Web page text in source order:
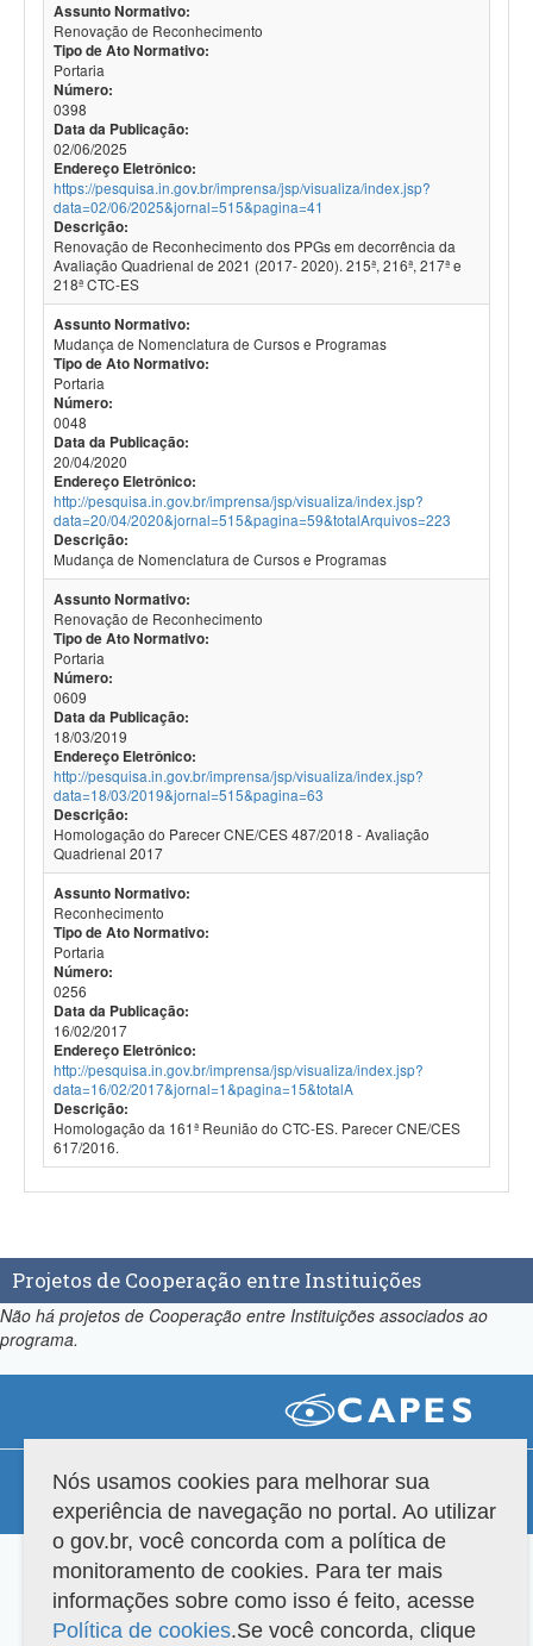
Assunto Normativo:
Renovação de Reconhecimento
Tipo de Ato Normativo:
Portaria
Número:
0398
Data da Publicação:
02/06/2025
Endereço Eletrônico:
https://pesquisa.in.gov.br/imprensa/jsp/visualiza/index.jsp?
data=02/06/2025&jornal=515&pagina=41
Descrição:
Renovação de Reconhecimento dos PPGs em decorrência da
Avaliação Quadrienal de 2021 (2017- 2020). 215ª, 216ª, 217ª e
218ª CTC-ES
Assunto Normativo:
Mudança de Nomenclatura de Cursos e Programas
Tipo de Ato Normativo:
Portaria
Número:
0048
Data da Publicação:
20/04/2020
Endereço Eletrônico:
http://pesquisa.in.gov.br/imprensa/jsp/visualiza/index.jsp?
data=20/04/2020&jornal=515&pagina=59&totalArquivos=223
Descrição:
Mudança de Nomenclatura de Cursos e Programas
Assunto Normativo:
Renovação de Reconhecimento
Tipo de Ato Normativo:
Portaria
Número:
0609
Data da Publicação:
18/03/2019
Endereço Eletrônico:
http://pesquisa.in.gov.br/imprensa/jsp/visualiza/index.jsp?
data=18/03/2019&jornal=515&pagina=63
Descrição:
Homologação do Parecer CNE/CES 487/2018 - Avaliação
Quadrienal 2017
Assunto Normativo:
Reconhecimento
Tipo de Ato Normativo:
Portaria
Número:
0256
Data da Publicação:
16/02/2017
Endereço Eletrônico:
http://pesquisa.in.gov.br/imprensa/jsp/visualiza/index.jsp?
data=16/02/2017&jornal=1&pagina=15&totalA
Descrição:
Homologação da 161ª Reunião do CTC-ES. Parecer CNE/CES
617/2016.
Projetos de Cooperação entre Instituições
Não há projetos de Cooperação entre Instituições associados ao
programa.
Versão do sistema: 3.88.9 Copyright 2022 Capes. Todos os direitos reservados.
Nós usamos cookies para melhorar sua
experiência de navegação no portal. Ao utilizar
o gov.br, você concorda com a política de
monitoramento de cookies. Para ter mais
informações sobre como isso é feito, acesse
Política de cookies.Se você concorda, clique